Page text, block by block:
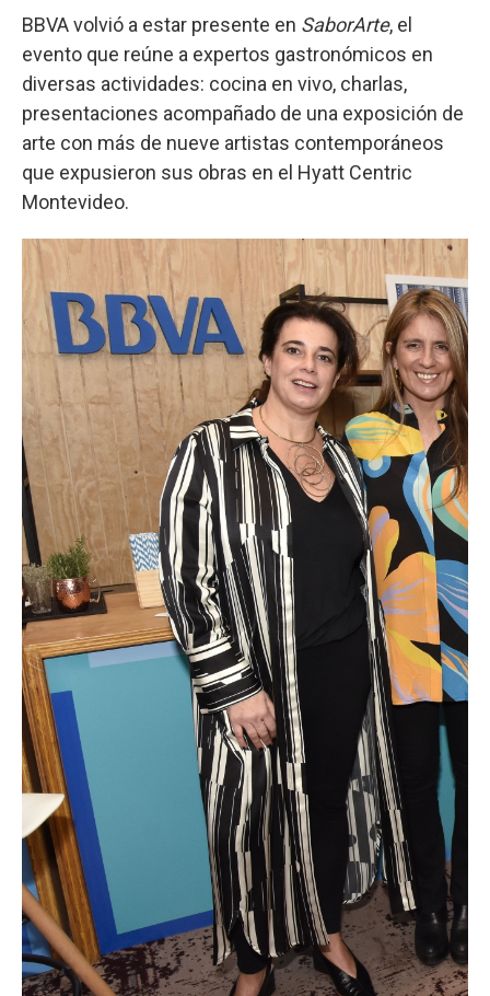
BBVA volvió a estar presente en SaborArte, el
evento que reúne a expertos gastronómicos en
diversas actividades: cocina en vivo, charlas,
presentaciones acompañado de una exposición de
arte con más de nueve artistas contemporáneos
que expusieron sus obras en el Hyatt Centric
Montevideo.